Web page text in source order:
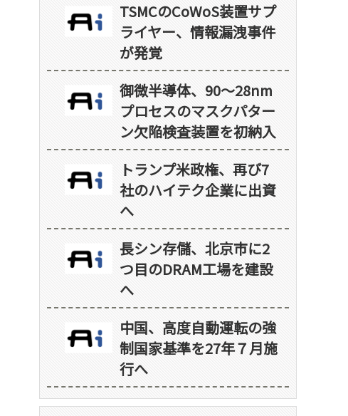
TSMCのCoWoS装置サプ
ライヤー、情報漏洩事件
が発覚
御微半導体、90～28nm
プロセスのマスクパター
ン欠陥検査装置を初納入
トランプ米政権、再び7
社のハイテク企業に出資
へ
長シン存儲、北京市に2
つ目のDRAM工場を建設
へ
中国、高度自動運転の強
制国家基準を27年７月施
行へ